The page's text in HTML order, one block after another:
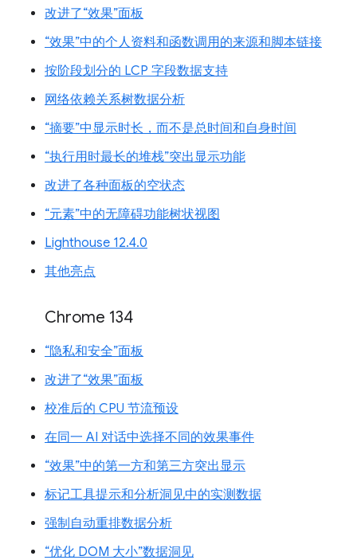
改进了“效果”面板
“效果”中的个人资料和函数调用的来源和脚本链接
按阶段划分的 LCP 字段数据支持
网络依赖关系树数据分析
“摘要”中显示时长，而不是总时间和自身时间
“执行用时最长的堆栈”突出显示功能
改进了各种面板的空状态
“元素”中的无障碍功能树状视图
Lighthouse 12.4.0
其他亮点
Chrome 134
“隐私和安全”面板
改进了“效果”面板
校准后的 CPU 节流预设
在同一 AI 对话中选择不同的效果事件
“效果”中的第一方和第三方突出显示
标记工具提示和分析洞见中的实测数据
强制自动重排数据分析
“优化 DOM 大小”数据洞见